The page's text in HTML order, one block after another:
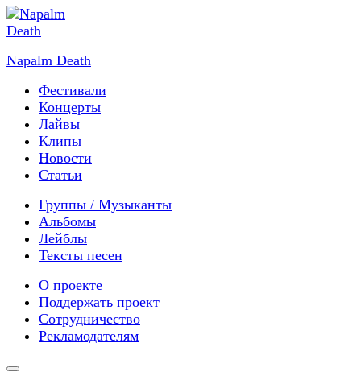
Napalm Death
Фестивали
Концерты
Лайвы
Клипы
Новости
Статьи
Группы / Музыканты
Альбомы
Лейблы
Тексты песен
О проекте
Поддержать проект
Сотрудничество
Рекламодателям